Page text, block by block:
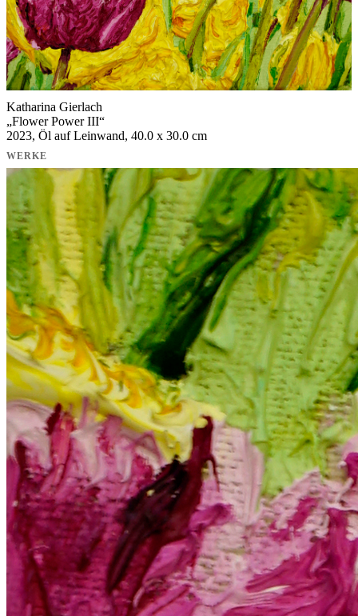
Katharina Gierlach
„Flower Power III“
2023, Öl auf Leinwand, 40.0 x 30.0 cm
WERKE